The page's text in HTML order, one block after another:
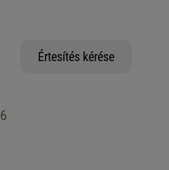
Értesítés kérése